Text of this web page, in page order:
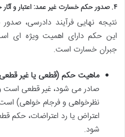
۴. صدور حکم خسارت غیر عمد: اعتبار و آثار حقوقی
نتیجه نهایی فرآیند دادرسی،
این حکم دارای اهمیت ویژه ای
جبران خسارت است.
ماهیت حکم (قطعی یا غیر
صادر می شود، غیر قطعی است
نظرخواهی و فرجام خواهی)
اعتراض یا رد اعتراضات، حکم
شود.